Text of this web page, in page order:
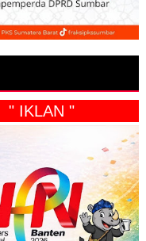
" IKLAN "